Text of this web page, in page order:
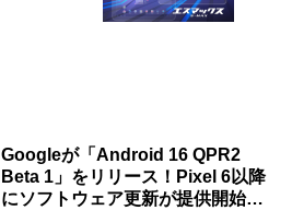
Googleが「Android 16 QPR2
Beta 1」をリリース！Pixel 6以降
にソフトウェア更新が提供開始。